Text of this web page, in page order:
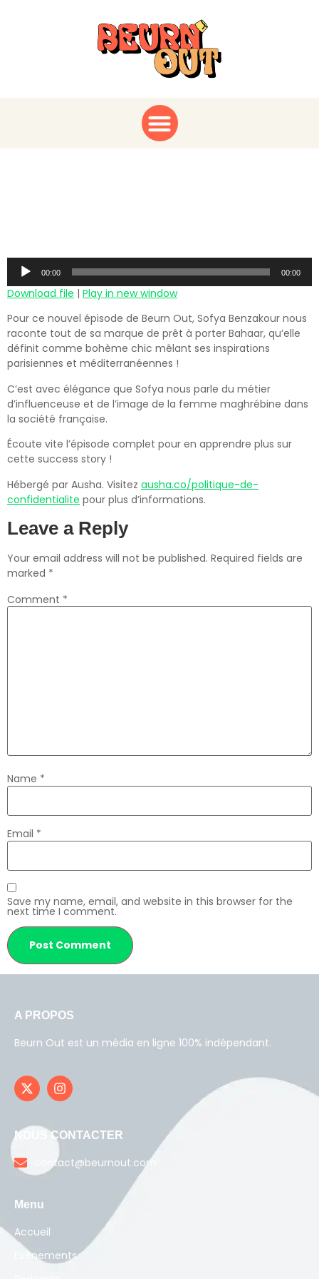
Audio
Player
00:00 00:00
Download file | Play in new window
Pour ce nouvel épisode de Beurn Out, Sofya Benzakour nous
raconte tout de sa marque de prêt à porter Bahaar, qu’elle
définit comme bohème chic mêlant ses inspirations
parisiennes et méditerranéennes !
C’est avec élégance que Sofya nous parle du métier
d’influenceuse et de l’image de la femme maghrébine dans
la société française.
Écoute vite l’épisode complet pour en apprendre plus sur
cette success story !
Hébergé par Ausha. Visitez ausha.co/politique-de-
confidentialite pour plus d’informations.
Leave a Reply
Your email address will not be published. Required fields are
marked *
Comment *
Name *
Email *
Save my name, email, and website in this browser for the
next time I comment.
A PROPOS
Beurn Out est un média en ligne 100% indépendant.
NOUS CONTACTER
contact@beurnout.com
Menu
Accueil
Evènements